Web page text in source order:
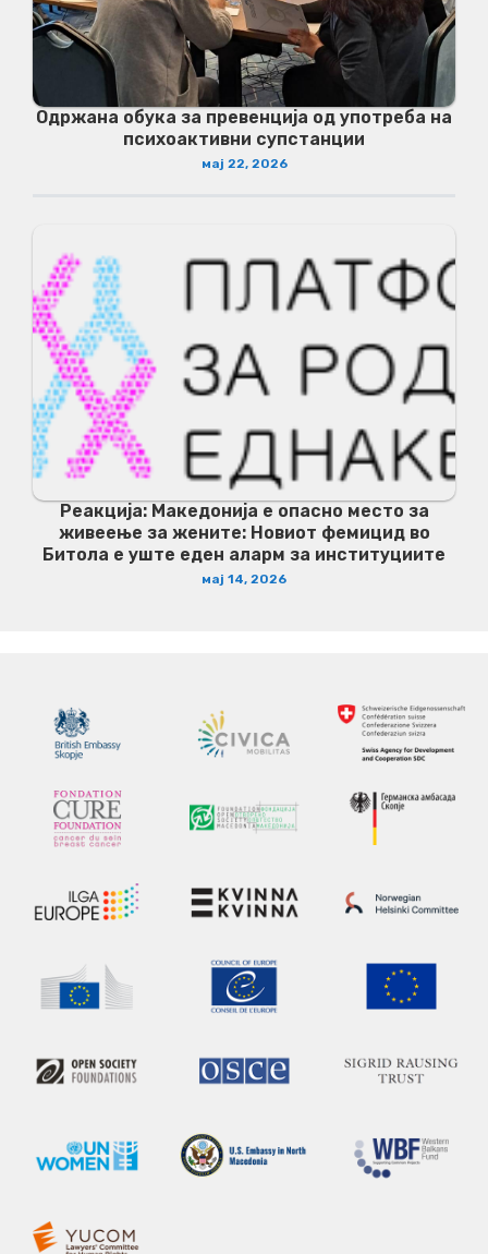
Одржана обука за превенција од употреба на
психоактивни супстанции
мај 22, 2026
Реакција: Македонија е опасно место за
живеење за жените: Новиот фемицид во
Битола е уште еден аларм за институциите
мај 14, 2026